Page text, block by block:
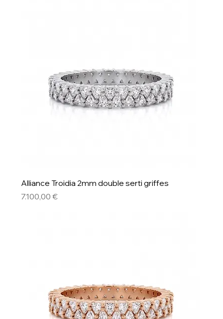
Alliance Troidia 2mm double serti griffes
Preis
7.100,00 €